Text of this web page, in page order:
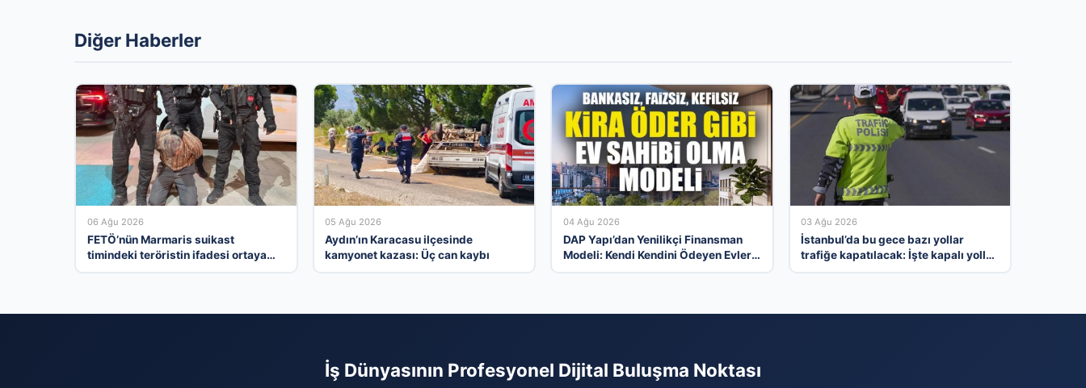
Diğer Haberler
06 Ağu 2026
FETÖ’nün Marmaris suikast
timindeki teröristin ifadesi ortaya
05 Ağu 2026
Aydın’ın Karacasu ilçesinde
kamyonet kazası: Üç can kaybı
04 Ağu 2026
DAP Yapı’dan Yenilikçi Finansman
Modeli: Kendi Kendini Ödeyen Evler
03 Ağu 2026
İstanbul’da bu gece bazı yollar
trafiğe kapatılacak: İşte kapalı yollar
İş Dünyasının Profesyonel Dijital Buluşma Noktası